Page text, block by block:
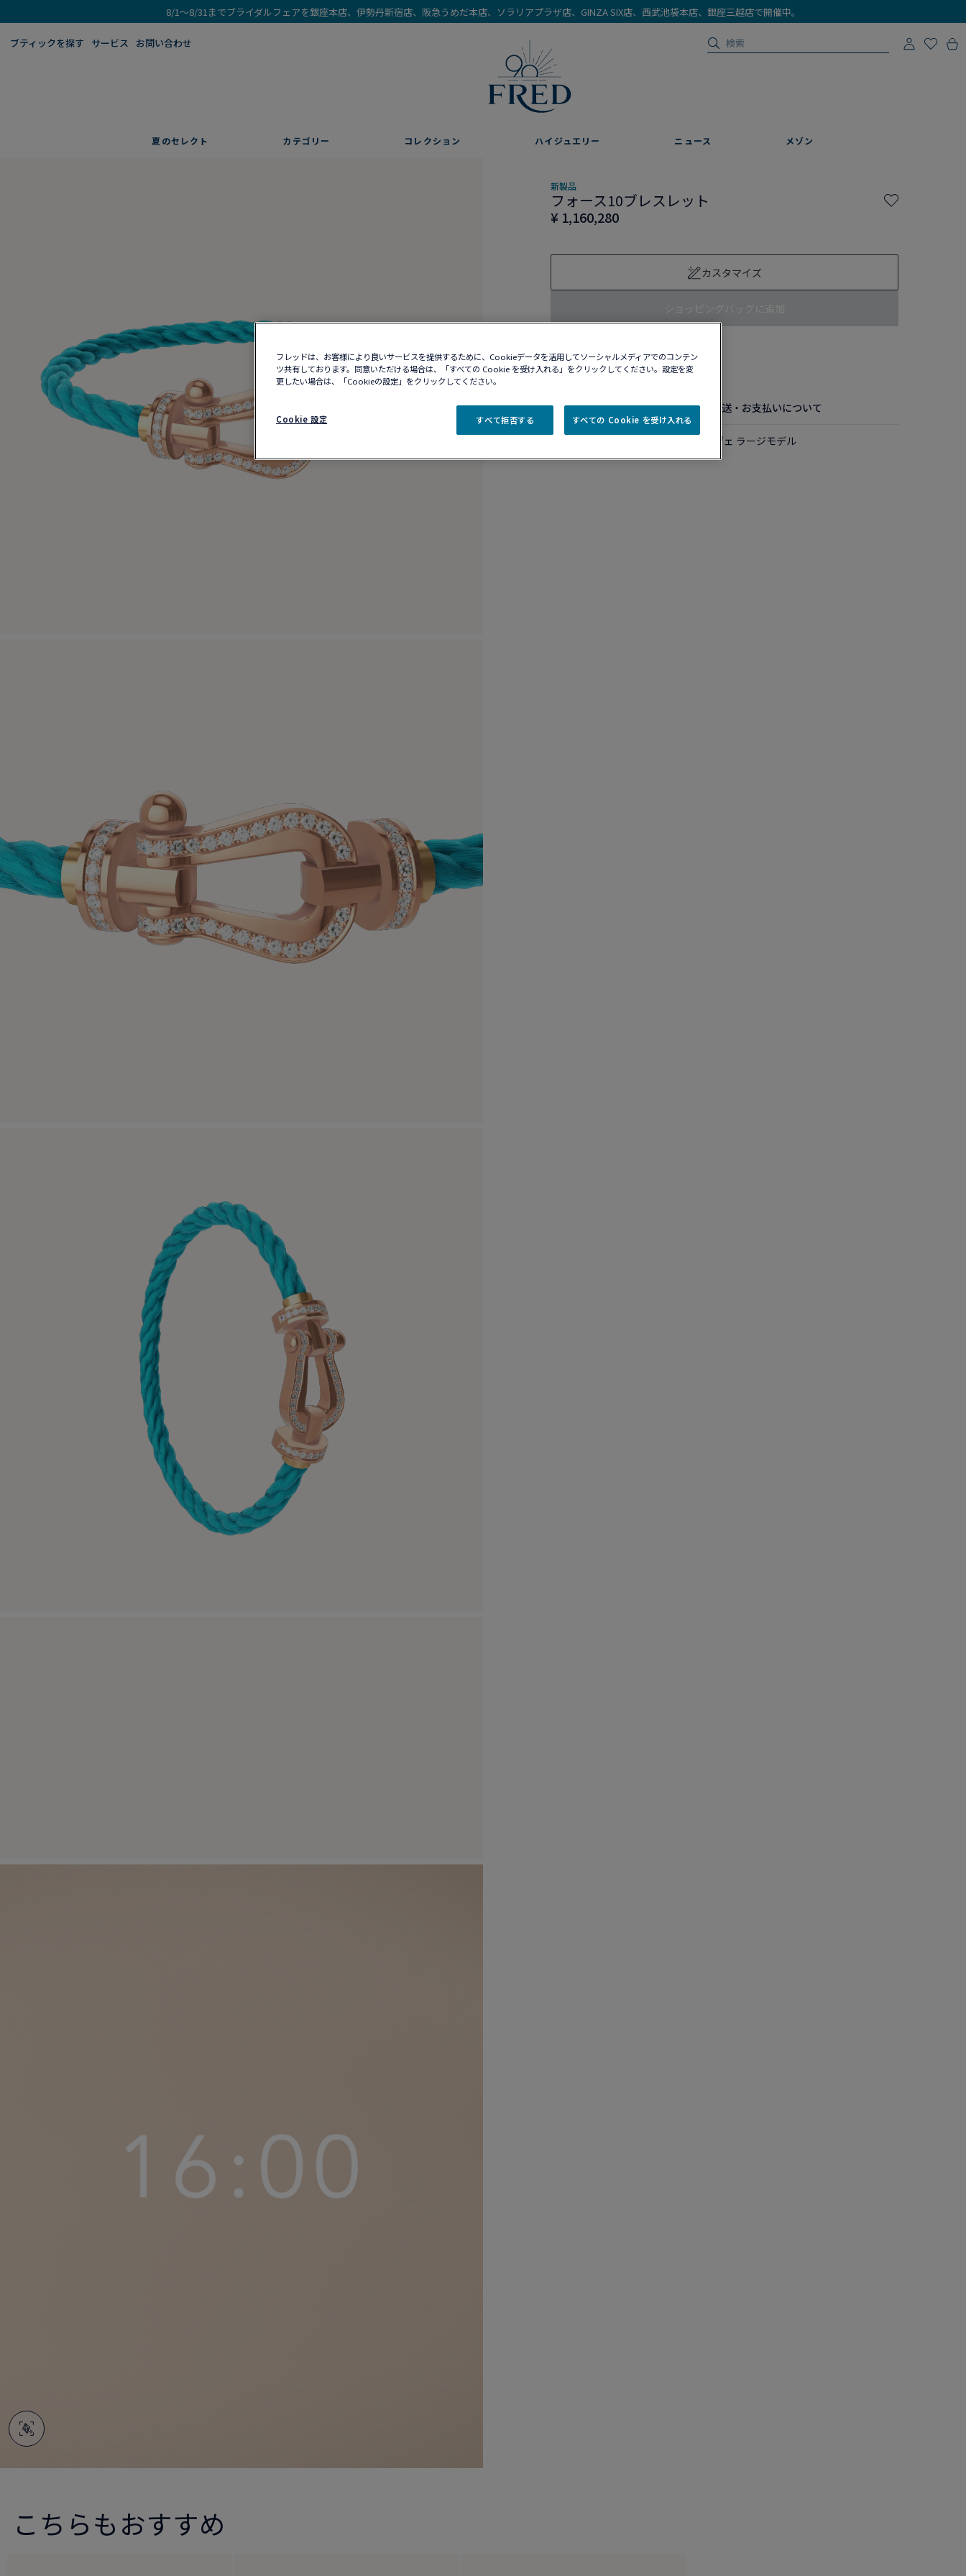
8/1～8/31までブライダルフェアを銀座本店、伊勢丹新宿店、阪急うめだ本店、ソラリアプラザ店、GINZA SIX店、西武池袋本店、銀座三越店で開催中。
ブティックを探す​ サービス お問い合わせ
夏のセレクト カテゴリー コレクション ハイジュエリー ニュース メゾン
新製品
フォース10ブレスレット
¥ 1,160,280
カスタマイズ
ショッピングバッグに追加
ブティックの在庫を確認する​
商品説明 詳細​ お手入れ方法 配送・お支払いについて
18Kピンクゴールド ダイヤモン フパヴェ ラージモデル
こちらもおすすめ
フレッドは、お客様により良いサービスを提供するために、Cookieデータを活用してソーシャルメディアでのコンテン
ツ共有しております。同意いただける場合は、「すべての Cookie を受け入れる」をクリックしてください。設定を変
更したい場合は、「Cookieの設定」をクリックしてください。
Cookie 設定 すべて拒否する すべての Cookie を受け入れる